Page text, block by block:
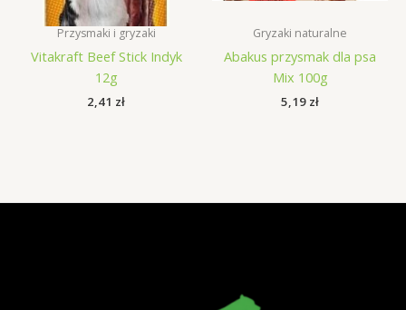
Przysmaki i gryzaki
Vitakraft Beef Stick Indyk
12g
2,41 zł
Gryzaki naturalne
Abakus przysmak dla psa
Mix 100g
5,19 zł